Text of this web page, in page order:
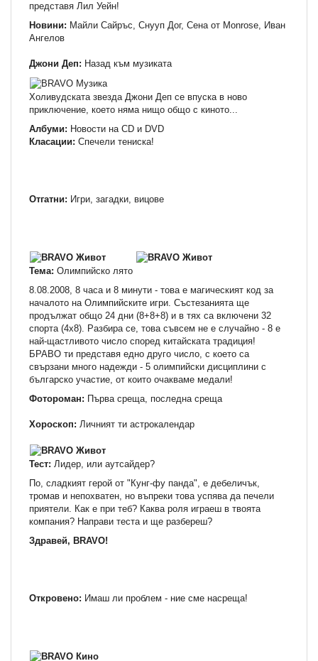
представя Лил Уейн!
Новини: Майли Сайръс, Снууп Дог, Сена от Monrose, Иван
Ангелов
Джони Деп: Назад към музиката
Холивудската звезда Джони Деп се впуска в ново
приключение, което няма нищо общо с киното...
Албуми: Новости на СD и DVD
Класации: Спечели тениска!
Отгатни: Игри, загадки, вицове
Тема: Олимпийско лято
8.08.2008, 8 часа и 8 минути - това е магическият код за
началото на Олимпийските игри. Състезанията ще
продължат общо 24 дни (8+8+8) и в тях са включени 32
спорта (4x8). Разбира се, това съвсем не е случайно - 8 е
най-щастливото число според китайската традиция!
БРАВО ти представя едно друго число, с което са
свързани много надежди - 5 олимпийски дисциплини с
българско участие, от които очакваме медали!
Фотороман: Първа среща, последна среща
Хороскоп: Личният ти астрокалендар
Тест: Лидер, или аутсайдер?
По, сладкият герой от "Кунг-фу панда", е дебеличък,
тромав и непохватен, но въпреки това успява да печели
приятели. Как е при теб? Каква роля играеш в твоята
компания? Направи теста и ще разбереш?
Здравей, BRAVO!
Откровено: Имаш ли проблем - ние сме насреща!